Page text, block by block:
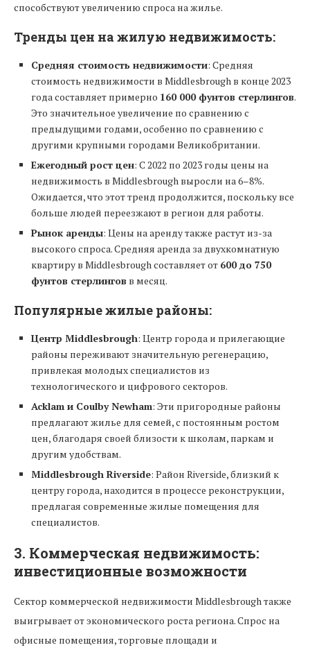
способствуют увеличению спроса на жилье.
Тренды цен на жилую недвижимость:
Средняя стоимость недвижимости: Средняя
стоимость недвижимости в Middlesbrough в конце 2023
года составляет примерно 160 000 фунтов стерлингов.
Это значительное увеличение по сравнению с
предыдущими годами, особенно по сравнению с
другими крупными городами Великобритании.
Ежегодный рост цен: С 2022 по 2023 годы цены на
недвижимость в Middlesbrough выросли на 6–8%.
Ожидается, что этот тренд продолжится, поскольку все
больше людей переезжают в регион для работы.
Рынок аренды: Цены на аренду также растут из-за
высокого спроса. Средняя аренда за двухкомнатную
квартиру в Middlesbrough составляет от 600 до 750
фунтов стерлингов в месяц.
Популярные жилые районы:
Центр Middlesbrough: Центр города и прилегающие
районы переживают значительную регенерацию,
привлекая молодых специалистов из
технологического и цифрового секторов.
Acklam и Coulby Newham: Эти пригородные районы
предлагают жилье для семей, с постоянным ростом
цен, благодаря своей близости к школам, паркам и
другим удобствам.
Middlesbrough Riverside: Район Riverside, близкий к
центру города, находится в процессе реконструкции,
предлагая современные жилые помещения для
специалистов.
3. Коммерческая недвижимость:
инвестиционные возможности
Сектор коммерческой недвижимости Middlesbrough также
выигрывает от экономического роста региона. Спрос на
офисные помещения, торговые площади и